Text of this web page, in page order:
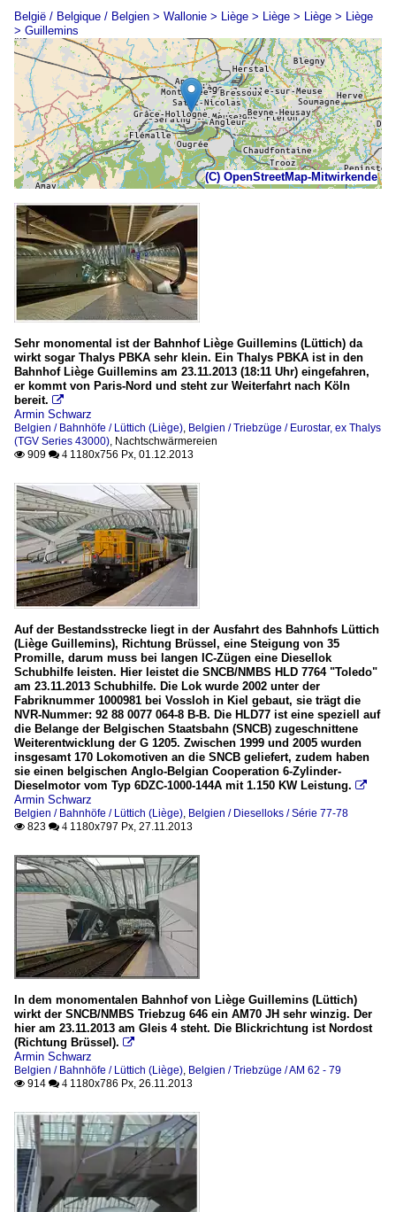
België / Belgique / Belgien > Wallonie > Liège > Liège > Liège > Liège
> Guillemins
(C) OpenStreetMap-Mitwirkende
Sehr monomental ist der Bahnhof Liège Guillemins (Lüttich) da
wirkt sogar Thalys PBKA sehr klein. Ein Thalys PBKA ist in den
Bahnhof Liège Guillemins am 23.11.2013 (18:11 Uhr) eingefahren,
er kommt von Paris-Nord und steht zur Weiterfahrt nach Köln
bereit. 
Armin Schwarz
Belgien / Bahnhöfe / Lüttich (Liège), Belgien / Triebzüge / Eurostar, ex Thalys
(TGV Series 43000), Nachtschwärmereien
 909  4 1180x756 Px, 01.12.2013
Auf der Bestandsstrecke liegt in der Ausfahrt des Bahnhofs Lüttich
(Liège Guillemins), Richtung Brüssel, eine Steigung von 35
Promille, darum muss bei langen IC-Zügen eine Diesellok
Schubhilfe leisten. Hier leistet die SNCB/NMBS HLD 7764 "Toledo"
am 23.11.2013 Schubhilfe. Die Lok wurde 2002 unter der
Fabriknummer 1000981 bei Vossloh in Kiel gebaut, sie trägt die
NVR-Nummer: 92 88 0077 064-8 B-B. Die HLD77 ist eine speziell auf
die Belange der Belgischen Staatsbahn (SNCB) zugeschnittene
Weiterentwicklung der G 1205. Zwischen 1999 und 2005 wurden
insgesamt 170 Lokomotiven an die SNCB geliefert, zudem haben
sie einen belgischen Anglo-Belgian Cooperation 6-Zylinder-
Dieselmotor vom Typ 6DZC-1000-144A mit 1.150 KW Leistung. 
Armin Schwarz
Belgien / Bahnhöfe / Lüttich (Liège), Belgien / Dieselloks / Série 77-78
 823  4 1180x797 Px, 27.11.2013
In dem monomentalen Bahnhof von Liège Guillemins (Lüttich)
wirkt der SNCB/NMBS Triebzug 646 ein AM70 JH sehr winzig. Der
hier am 23.11.2013 am Gleis 4 steht. Die Blickrichtung ist Nordost
(Richtung Brüssel). 
Armin Schwarz
Belgien / Bahnhöfe / Lüttich (Liège), Belgien / Triebzüge / AM 62 - 79
 914  4 1180x786 Px, 26.11.2013